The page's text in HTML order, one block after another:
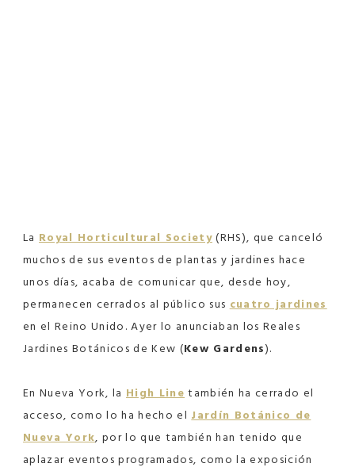
La Royal Horticultural Society(RHS), que canceló
muchos de sus eventos de plantas y jardines hace
unos días, acaba de comunicar que, desde hoy,
permanecen cerrados al público suscuatro jardines
en el Reino Unido. Ayer lo anunciaban los Reales
Jardines Botánicos de Kew (Kew Gardens).
En Nueva York, la High Linetambién ha cerrado el
acceso, como lo ha hecho elJardín Botánico de
Nueva York, por lo que también han tenido que
aplazar eventos programados, como la exposición